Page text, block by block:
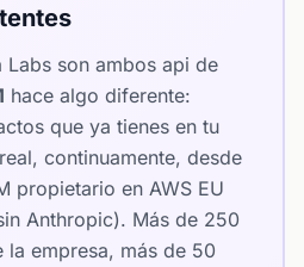
Labs son ambos api de
hace algo diferente:
que ya tienes en tu
continuamente, desde
propietario en AWS EU
Anthropic). Más de 250
la empresa, más de 50